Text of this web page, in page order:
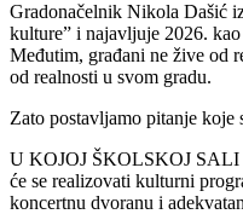
Gradonačelnik Nikola Dašić
kulture” i najavljuje 2026.
Međutim, građani ne žive od
od realnosti u svom gradu.
Zato postavljamo pitanje koje
U KOJOJ ŠKOLSKOJ
će se realizovati kulturni
koncertnu dvoranu i